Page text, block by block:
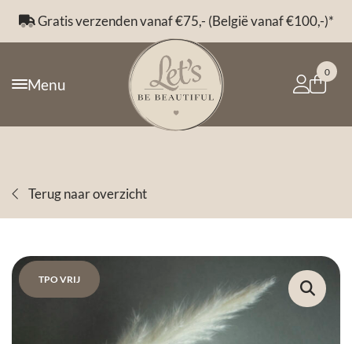
Gratis verzenden vanaf €75,- (België vanaf €100,-)*
Menu
0
Terug naar overzicht
TPO VRIJ